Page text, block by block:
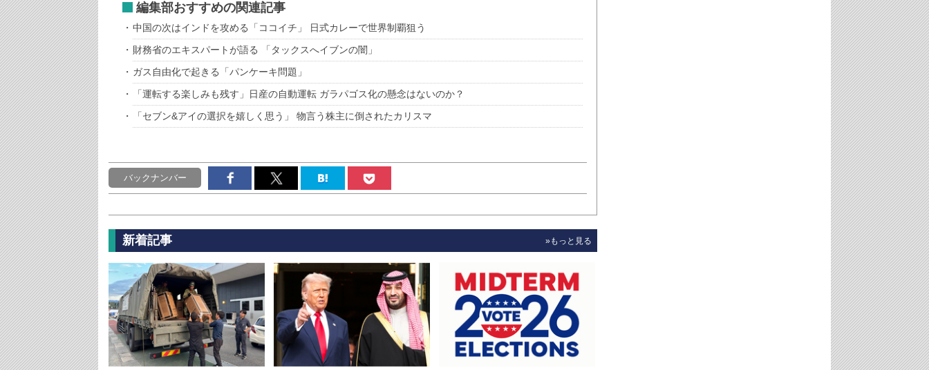
編集部おすすめの関連記事
中国の次はインドを攻める「ココイチ」 日式カレーで世界制覇狙う
財務省のエキスパートが語る 「タックスへイブンの闇」
ガス自由化で起きる「パンケーキ問題」
「運転する楽しみも残す」日産の自動運転 ガラパゴス化の懸念はないのか？
「セブン&アイの選択を嬉しく思う」 物言う株主に倒されたカリスマ
バックナンバー
新着記事 »もっと見る